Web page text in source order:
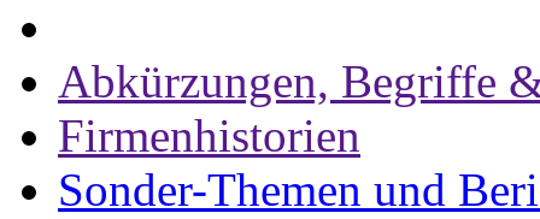
Abkürzungen, Begriffe
Firmenhistorien
Sonder-Themen und